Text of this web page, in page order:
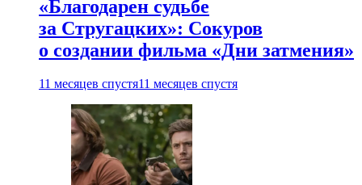
«Благодарен судьбе
за Стругацких»: Сокуров
о создании фильма «Дни затмения»
11 месяцев спустя11 месяцев спустя